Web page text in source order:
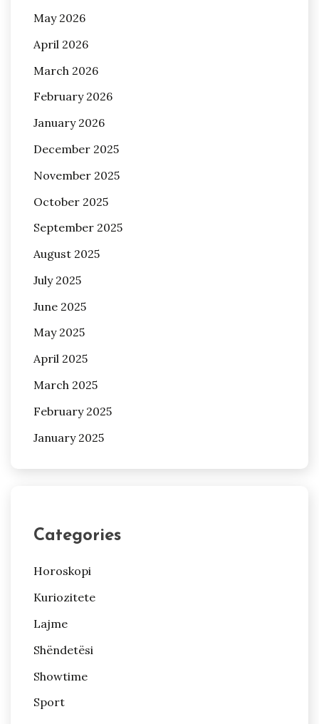
May 2026
April 2026
March 2026
February 2026
January 2026
December 2025
November 2025
October 2025
September 2025
August 2025
July 2025
June 2025
May 2025
April 2025
March 2025
February 2025
January 2025
Categories
Horoskopi
Kuriozitete
Lajme
Shëndetësi
Showtime
Sport